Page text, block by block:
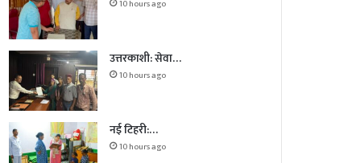
10 hours ago
उत्तरकाशी: सेवा…
10 hours ago
नई टिहरी:…
10 hours ago